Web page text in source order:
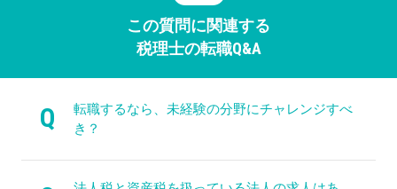
この質問に関連する
税理士の転職Q&A
Q
転職するなら、未経験の分野にチャレンジすべ
き？